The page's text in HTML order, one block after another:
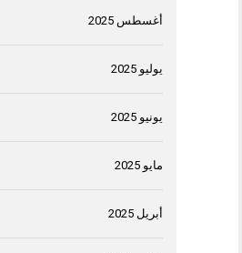
أغسطس 2025
يوليو 2025
يونيو 2025
مايو 2025
أبريل 2025